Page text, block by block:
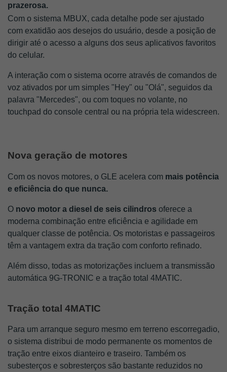
prazerosa.
Com o sistema MBUX, cada detalhe pode ser ajustado
com exatidão aos desejos do usuário, desde a posição de
dirigir até o acesso a alguns dos seus aplicativos favoritos
do celular.
A interação com o sistema ocorre através de comandos de
voz ativados por um simples "Hey" ou "Olá", seguidos da
palavra "Mercedes", ou com toques no volante, no
touchpad do console central ou na própria tela widescreen.
Nova geração de motores
Com os novos motores, o GLE acelera com mais potência
e eficiência do que nunca.
O novo motor a diesel de seis cilindros oferece a
moderna combinação entre eficiência e agilidade em
qualquer classe de potência. Os motoristas e passageiros
têm a vantagem extra da tração com conforto refinado.
Além disso, todas as motorizações incluem a transmissão
automática 9G-TRONIC e a tração total 4MATIC.
Tração total 4MATIC
Para um arranque seguro mesmo em terreno escorregadio,
o sistema distribui de modo permanente os momentos de
tração entre eixos dianteiro e traseiro. Também os
subesterços e sobresterços são bastante reduzidos no